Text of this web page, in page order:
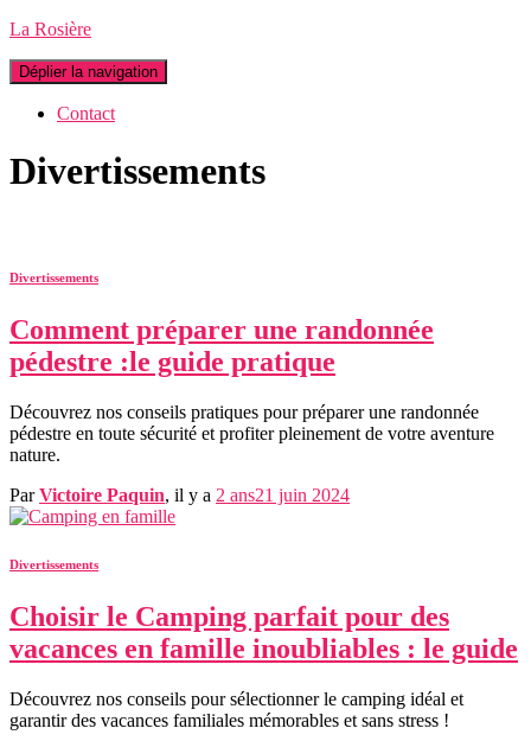
La Rosière
Déplier la navigation
Contact
Divertissements
Divertissements
Comment préparer une randonnée
pédestre :le guide pratique
Découvrez nos conseils pratiques pour préparer une randonnée
pédestre en toute sécurité et profiter pleinement de votre aventure
nature.
ParVictoire Paquin, il y a 2 ans21 juin 2024
Divertissements
Choisir le Camping parfait pour des
vacances en famille inoubliables : le guide
Découvrez nos conseils pour sélectionner le camping idéal et
garantir des vacances familiales mémorables et sans stress !